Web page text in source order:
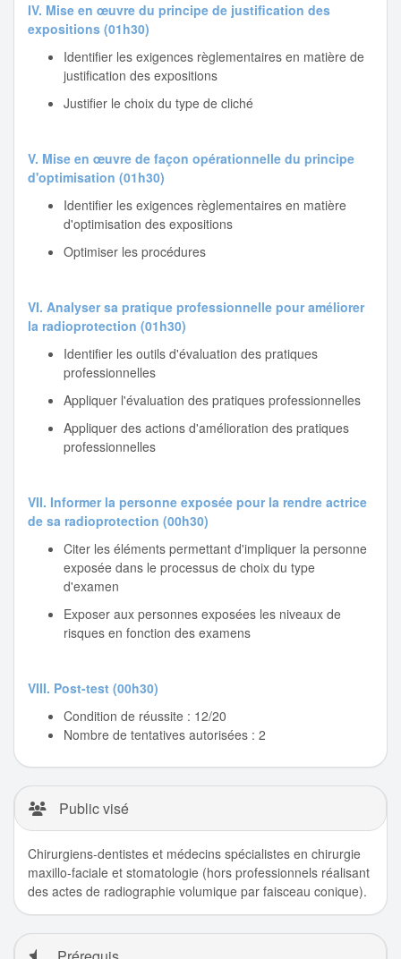
IV. Mise en œuvre du principe de justification des
expositions (01h30)
Identifier les exigences règlementaires en matière de
justification des expositions
Justifier le choix du type de cliché
V. Mise en œuvre de façon opérationnelle du principe
d'optimisation (01h30)
Identifier les exigences règlementaires en matière
d'optimisation des expositions
Optimiser les procédures
VI. Analyser sa pratique professionnelle pour améliorer
la radioprotection (01h30)
Identifier les outils d'évaluation des pratiques
professionnelles
Appliquer l'évaluation des pratiques professionnelles
Appliquer des actions d'amélioration des pratiques
professionnelles
VII. Informer la personne exposée pour la rendre actrice
de sa radioprotection (00h30)
Citer les éléments permettant d'impliquer la personne
exposée dans le processus de choix du type
d'examen
Exposer aux personnes exposées les niveaux de
risques en fonction des examens
VIII. Post-test (00h30)
Condition de réussite : 12/20
Nombre de tentatives autorisées : 2
Public visé
Chirurgiens-dentistes et médecins spécialistes en chirurgie
maxillo-faciale et stomatologie (hors professionnels réalisant
des actes de radiographie volumique par faisceau conique).